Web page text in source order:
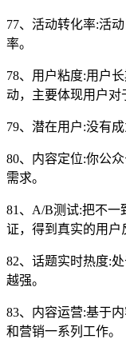
77、活动转化率:活
率。
78、用户粘度:用户
动，主要体现用户对
79、潜在用户:没有
80、内容定位:你公
需求。
81、A/B测试:把不一
证，得到真实的用户
82、话题实时热度:
越强。
83、内容运营:基于
和营销一系列工作。